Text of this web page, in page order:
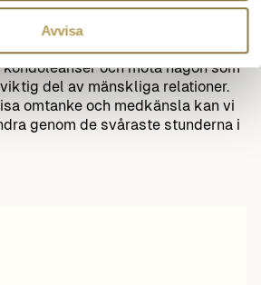
Avvisa
som att handla mat eller
på bördan för den sörjande.
och möta någon som
del av mänskliga relationer.
omtanke och medkänsla kan vi
genom de svåraste stunderna i